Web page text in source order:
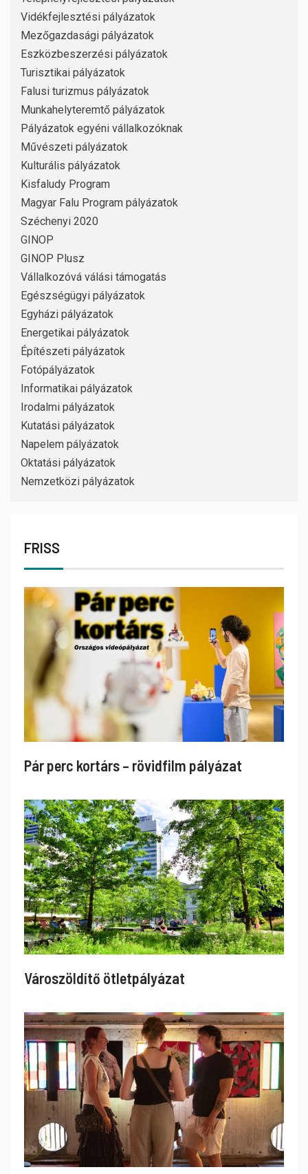
Vidékfejlesztési pályázatok
Mezőgazdasági pályázatok
Eszközbeszerzési pályázatok
Turisztikai pályázatok
Falusi turizmus pályázatok
Munkahelyteremtő pályázatok
Pályázatok egyéni vállalkozóknak
Művészeti pályázatok
Kulturális pályázatok
Kisfaludy Program
Magyar Falu Program pályázatok
Széchenyi 2020
GINOP
GINOP Plusz
Vállalkozóvá válási támogatás
Egészségügyi pályázatok
Egyházi pályázatok
Energetikai pályázatok
Építészeti pályázatok
Fotópályázatok
Informatikai pályázatok
Irodalmi pályázatok
Kutatási pályázatok
Napelem pályázatok
Oktatási pályázatok
Nemzetközi pályázatok
FRISS
Pár perc kortárs – rövidfilm pályázat
Városzöldítő ötletpályázat